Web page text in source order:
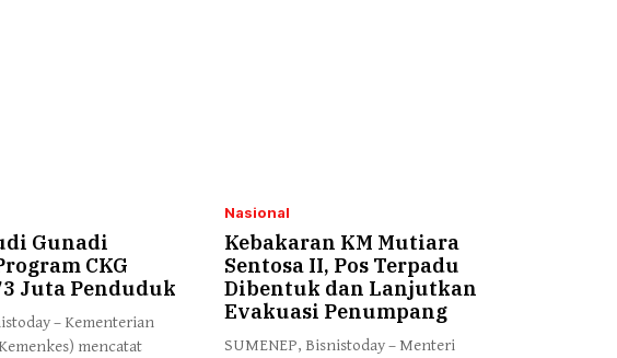
Gunadi
CKG
Juta Penduduk
– Kementerian
mencatat
Nasional
Kebakaran KM Mutiara
Sentosa II, Pos Terpadu
Dibentuk dan Lanjutkan
Evakuasi Penumpang
SUMENEP, Bisnistoday – Menteri